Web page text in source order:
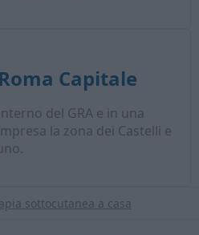
Capitale
del GRA e in una
la zona dei Castelli e
sottocutanea a casa